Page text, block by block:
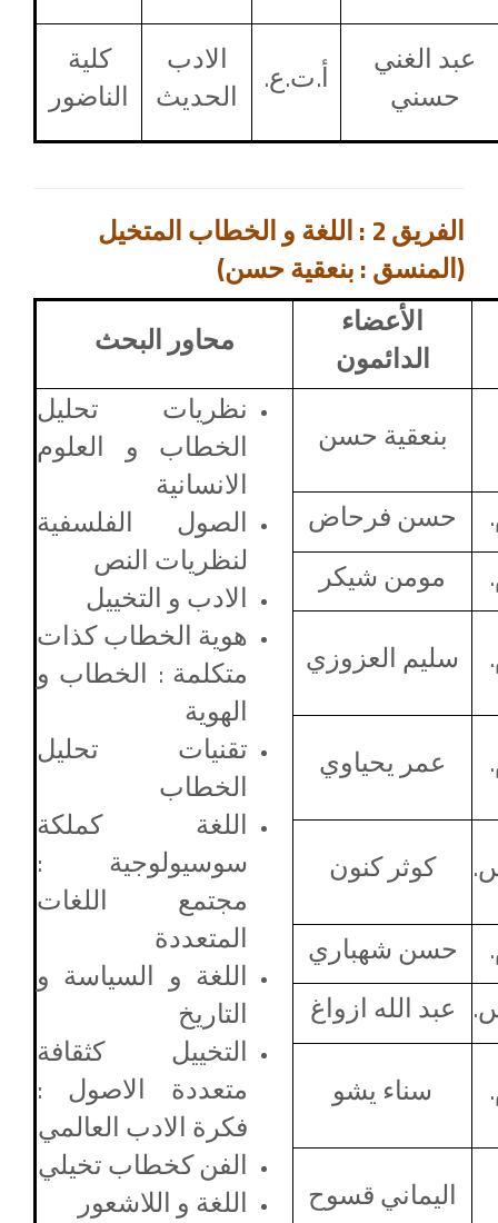
كلية
الناضور
الادب
الحديث
أ.ت.ع.
عبد الغني
حسني
الفريق 2 : اللغة و الخطاب المتخيل
(المنسق : بنعقية حسن)
الأعضاء
الدائمون
محاور البحث
بنعقية حسن
نظريات تحليل
الخطاب و العلوم
الانسانية
الصول الفلسفية
لنظريات النص
الادب و التخييل
هوية الخطاب كذات
متكلمة : الخطاب و
الهوية
تقنيات تحليل
الخطاب
اللغة كملكة
سوسيولوجية :
مجتمع اللغات
المتعددة
اللغة و السياسة و
التاريخ
التخييل كثقافة
متعددة الاصول :
فكرة الادب العالمي
الفن كخطاب تخيلي
اللغة و اللاشعور
حسن فرحاض
مومن شيكر
سليم العزوزي
عمر يحياوي
كوثر كنون
حسن شهباري
عبد الله ازواغ
سناء يشو
اليماني قسوح